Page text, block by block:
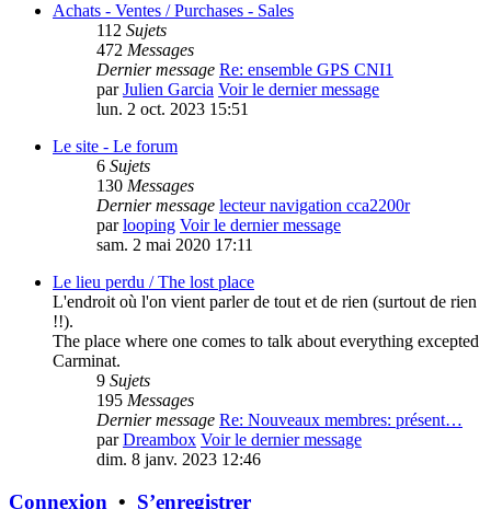
Achats - Ventes / Purchases - Sales
112 Sujets
472 Messages
Dernier message Re: ensemble GPS CNI1
parJulien Garcia Voir le dernier message
lun. 2 oct. 2023 15:51
Le site - Le forum
6 Sujets
130 Messages
Dernier message lecteur navigation cca2200r
parlooping Voir le dernier message
sam. 2 mai 2020 17:11
Le lieu perdu / The lost place
L'endroit où l'on vient parler de tout et de rien (surtout de rien
!!).
The place where one comes to talk about everything excepted
Carminat.
9 Sujets
195 Messages
Dernier message Re: Nouveaux membres: présent…
parDreambox Voir le dernier message
dim. 8 janv. 2023 12:46
Connexion • S’enregistrer